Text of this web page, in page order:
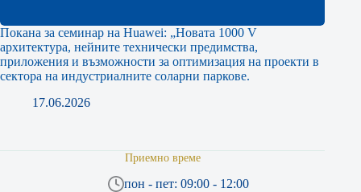
Покана за семинар на Huawei: „Новата 1000 V
архитектура, нейните технически предимства,
приложения и възможности за оптимизация на проекти в
сектора на индустриалните соларни паркове.
17.06.2026
Приемно време
пон - пет: 09:00 - 12:00